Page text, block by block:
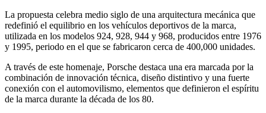
La propuesta celebra medio siglo de una arquitectura mecánica que
redefinió el equilibrio en los vehículos deportivos de la marca,
utilizada en los modelos 924, 928, 944 y 968, producidos entre 1976
y 1995, periodo en el que se fabricaron cerca de 400,000 unidades.
A través de este homenaje, Porsche destaca una era marcada por la
combinación de innovación técnica, diseño distintivo y una fuerte
conexión con el automovilismo, elementos que definieron el espíritu
de la marca durante la década de los 80.